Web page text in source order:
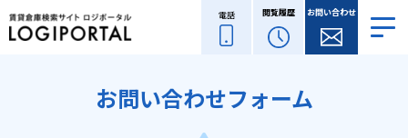
電話 閲覧履歴 お問い合わせ
お問い合わせフォーム